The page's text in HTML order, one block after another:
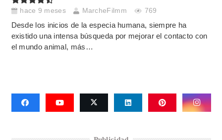
hace 9 meses MarcheFilmm 769
Desde los inicios de la especia humana, siempre ha
existido una intensa búsqueda por mejorar el contacto con
el mundo animal, más…